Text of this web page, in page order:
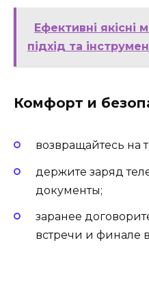
Ефективні
підхід та
Комфорт и
возвращайтесь на
держите заряд
документы;
заранее
встречи и финале